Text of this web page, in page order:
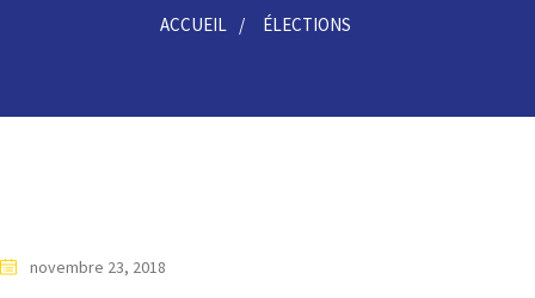
ACCUEIL ÉLECTIONS
novembre 23, 2018